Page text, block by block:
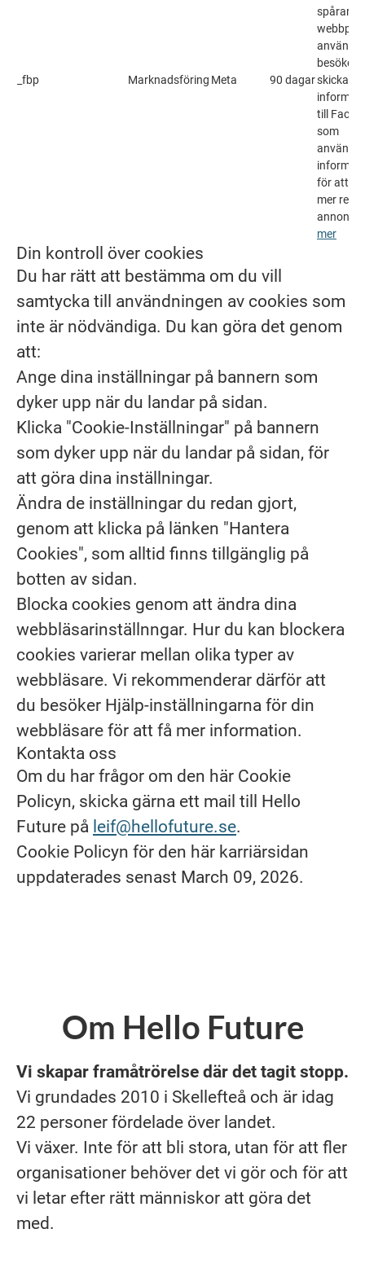
_fbp Marknadsföring Meta 90 dagar
spårar
besöker
skickar
till
som
använder
för att
mer
mer
Din kontroll över cookies
Du har rätt att bestämma om du vill
samtycka till användningen av cookies som
inte är nödvändiga. Du kan göra det genom
att:
Ange dina inställningar på bannern som
dyker upp när du landar på sidan.
Klicka "Cookie-Inställningar" på bannern
som dyker upp när du landar på sidan, för
att göra dina inställningar.
Ändra de inställningar du redan gjort,
genom att klicka på länken "Hantera
Cookies", som alltid finns tillgänglig på
botten av sidan.
Blocka cookies genom att ändra dina
webbläsarinställnngar. Hur du kan blockera
cookies varierar mellan olika typer av
webbläsare. Vi rekommenderar därför att
du besöker Hjälp-inställningarna för din
webbläsare för att få mer information.
Kontakta oss
Om du har frågor om den här Cookie
Policyn, skicka gärna ett mail till Hello
Future på leif@hellofuture.se.
Cookie Policyn för den här karriärsidan
uppdaterades senast March 09, 2026.
Om Hello Future
Vi skapar framåtrörelse där det tagit stopp.
Vi grundades 2010 i Skellefteå och är idag
22 personer fördelade över landet.
Vi växer. Inte för att bli stora, utan för att fler
organisationer behöver det vi gör och för att
vi letar efter rätt människor att göra det
med.